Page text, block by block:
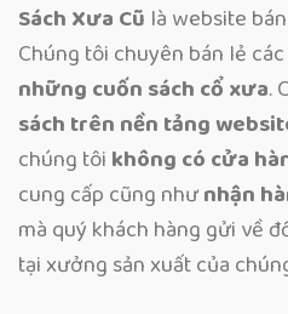
Sách Xưa Cũ là website
Chúng tôi chuyên bán lẻ các
những cuốn sách cổ xưa.
sách trên nền tảng
chúng tôi không có cửa
cung cấp cũng nhưnhận
mà quý khách hàng gửi về
tại xưởng sản xuất của